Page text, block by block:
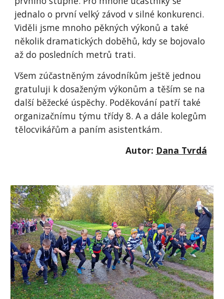
jednalo o první velký závod v silné konkurenci.
Viděli jsme mnoho pěkných výkonů a také
několik dramatických doběhů, kdy se bojovalo
až do posledních metrů trati.
Všem zúčastněným závodníkům ještě jednou
gratuluji k dosaženým výkonům a těším se na
další běžecké úspěchy. Poděkování patří také
organizačnímu týmu třídy 8. A a dále kolegům
tělocvikářům a paním asistentkám.
Autor: Dana Tvrdá